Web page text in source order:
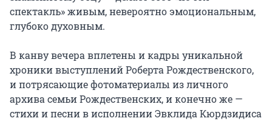
спектакль» живым, невероятно эмоциональным,
глубоко духовным.
В канву вечера вплетены и кадры уникальной
хроники выступлений Роберта Рождественского,
и потрясающие фотоматериалы из личного
архива семьи Рождественских, и конечно же —
стихи и песни в исполнении Эвклида Кюрдзидиса